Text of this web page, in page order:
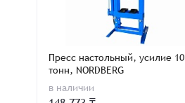
Пресс настольный, усилие 10
тонн, NORDBERG
в наличии